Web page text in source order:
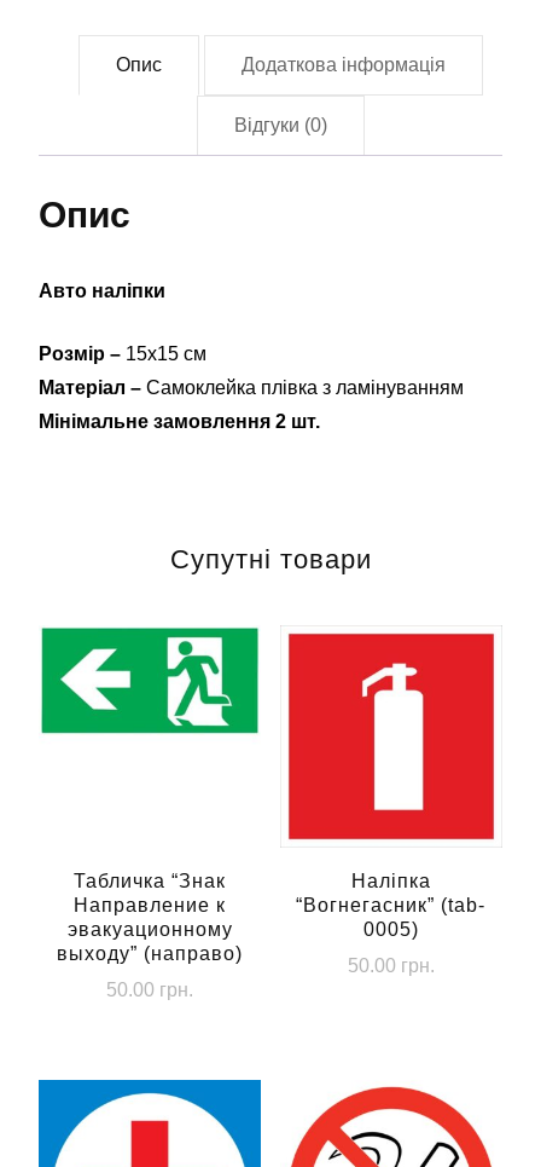
Опис Додаткова інформація
Відгуки (0)
Опис
Авто наліпки
Розмір – 15х15 см
Матеріал – Самоклейка плівка з ламінуванням
Мінімальне замовлення 2 шт.
Супутні товари
Табличка “Знак
Направление к
эвакуационному
выходу” (направо)
50.00 грн.
Наліпка
“Вогнегасник” (tab-
0005)
50.00 грн.